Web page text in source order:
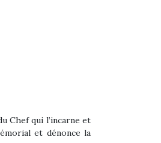
Chef qui l’incarne et
et dénonce la